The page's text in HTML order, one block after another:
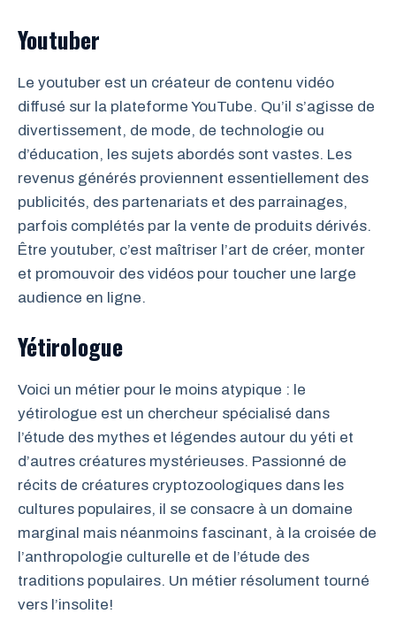
Youtuber
Le youtuber est un créateur de contenu vidéo
diffusé sur la plateforme YouTube. Qu’il s’agisse de
divertissement, de mode, de technologie ou
d’éducation, les sujets abordés sont vastes. Les
revenus générés proviennent essentiellement des
publicités, des partenariats et des parrainages,
parfois complétés par la vente de produits dérivés.
Être youtuber, c’est maîtriser l’art de créer, monter
et promouvoir des vidéos pour toucher une large
audience en ligne.
Yétirologue
Voici un métier pour le moins atypique : le
yétirologue est un chercheur spécialisé dans
l’étude des mythes et légendes autour du yéti et
d’autres créatures mystérieuses. Passionné de
récits de créatures cryptozoologiques dans les
cultures populaires, il se consacre à un domaine
marginal mais néanmoins fascinant, à la croisée de
l’anthropologie culturelle et de l’étude des
traditions populaires. Un métier résolument tourné
vers l’insolite!